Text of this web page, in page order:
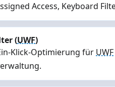
Access, Keyboard
(UWF)
Klick-Optimierung für UWF